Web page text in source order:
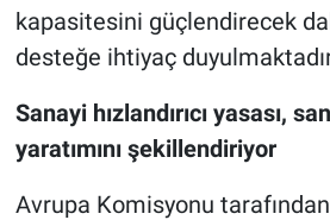
kapasitesini güçlendirecek
desteğe ihtiyaç
Sanayi hızlandırıcı yasası,
yaratımını şekillendiriyor
Avrupa Komisyonu